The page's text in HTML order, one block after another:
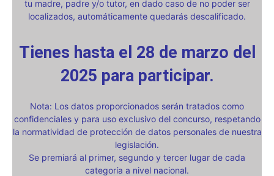
tu madre, padre y/o tutor, en dado caso de no poder ser
localizados, automáticamente quedarás descalificado.
Tienes hasta el 28 de marzo del
2025 para participar.
Nota: Los datos proporcionados serán tratados como
confidenciales y para uso exclusivo del concurso, respetando
la normatividad de protección de datos personales de nuestra
legislación.
Se premiará al primer, segundo y tercer lugar de cada
categoría a nivel nacional.